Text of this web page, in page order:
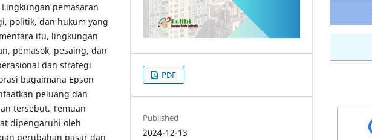
pemasaran
politik, dan hukum yang
itu, lingkungan
pemasok, pesaing, dan
dan strategi
bagaimana Epson
peluang dan
tersebut. Temuan
dipengaruhi oleh
perubahan pasar dan
PDF
Published
2024-12-13